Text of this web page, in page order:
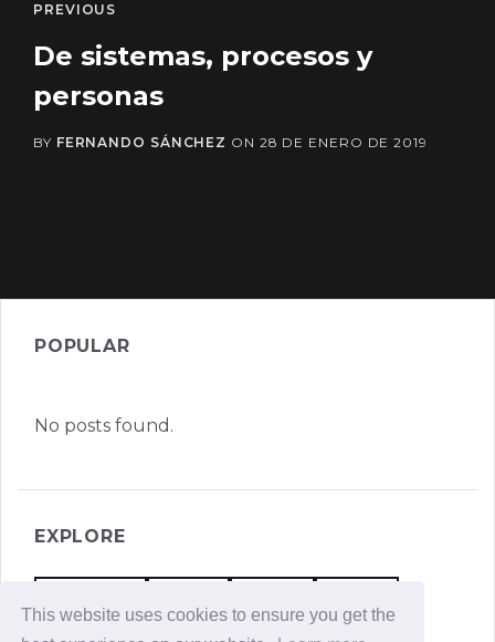
This website uses cookies to ensure you get the
PREVIOUS
De sistemas, procesos y
personas
BY FERNANDO SÁNCHEZ ON 28 DE ENERO DE 2019
POPULAR
No posts found.
EXPLORE
VALORES
PRODUCTIVIDAD